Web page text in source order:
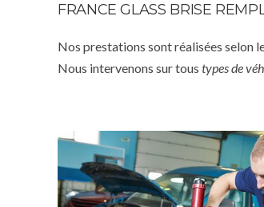
FRANCE GLASS BRISE
Nos prestations sont réalisées selon
Nous intervenons sur tous types de